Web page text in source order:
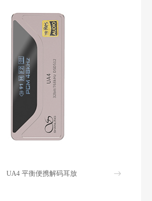
UA4 平衡便携解码耳放